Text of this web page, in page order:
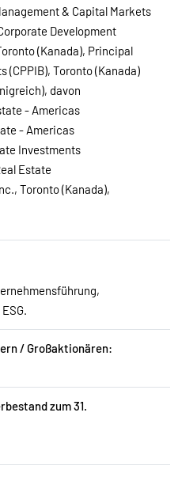
& Capital Markets
Development
(Kanada), Principal
(CPPIB), Toronto (Kanada)
davon
- Americas
- Americas
Investments
Estate
Toronto (Kanada),
/ Großaktionären:
zum 31.